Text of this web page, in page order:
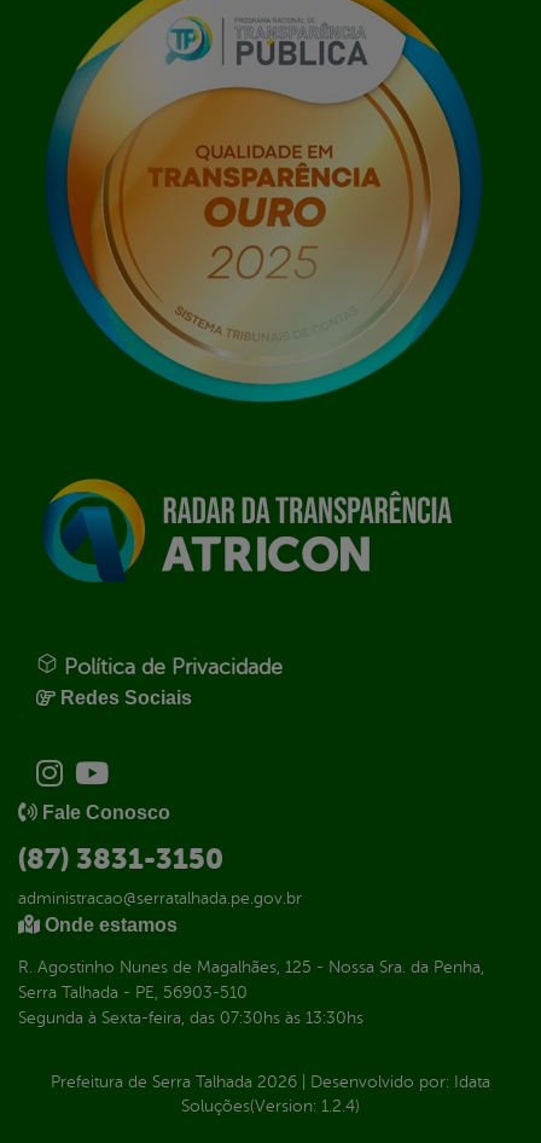
Política de Privacidade
Redes Sociais
Fale Conosco
(87) 3831-3150
administracao@serratalhada.pe.gov.br
Onde estamos
R. Agostinho Nunes de Magalhães, 125 - Nossa Sra. da Penha,
Serra Talhada - PE, 56903-510
Segunda à Sexta-feira, das 07:30hs às 13:30hs
Prefeitura de Serra Talhada 2026 Desenvolvido por: Idata
Soluções(Version: 1.2.4)